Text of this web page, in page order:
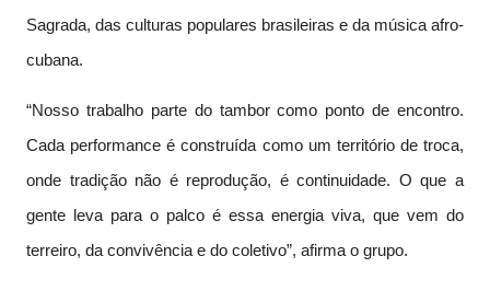
Sagrada, das culturas populares brasileiras e da música afro-
cubana.
“Nosso trabalho parte do tambor como ponto de encontro.
Cada performance é construída como um território de troca,
onde tradição não é reprodução, é continuidade. O que a
gente leva para o palco é essa energia viva, que vem do
terreiro, da convivência e do coletivo”, afirma o grupo.